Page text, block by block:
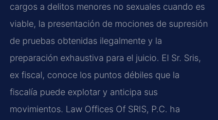
cargos a delitos menores no sexuales cuando es
viable, la presentación de mociones de supresión
de pruebas obtenidas ilegalmente y la
preparación exhaustiva para el juicio. El Sr. Sris,
ex fiscal, conoce los puntos débiles que la
fiscalía puede explotar y anticipa sus
movimientos. Law Offices Of SRIS, P.C. ha